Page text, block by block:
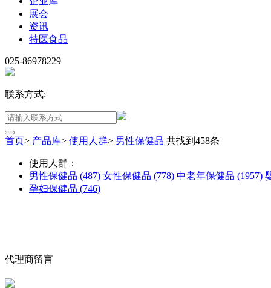
展会
资讯
特医食品
025-86978229
联系方式:
首页> 产品库> 使用人群> 男性保健品 共找到 458条
使用人群：
男性保健品 (487) 女性保健品 (778) 中老年保健品 (1957)
孕妇保健品 (746)
代理商留言